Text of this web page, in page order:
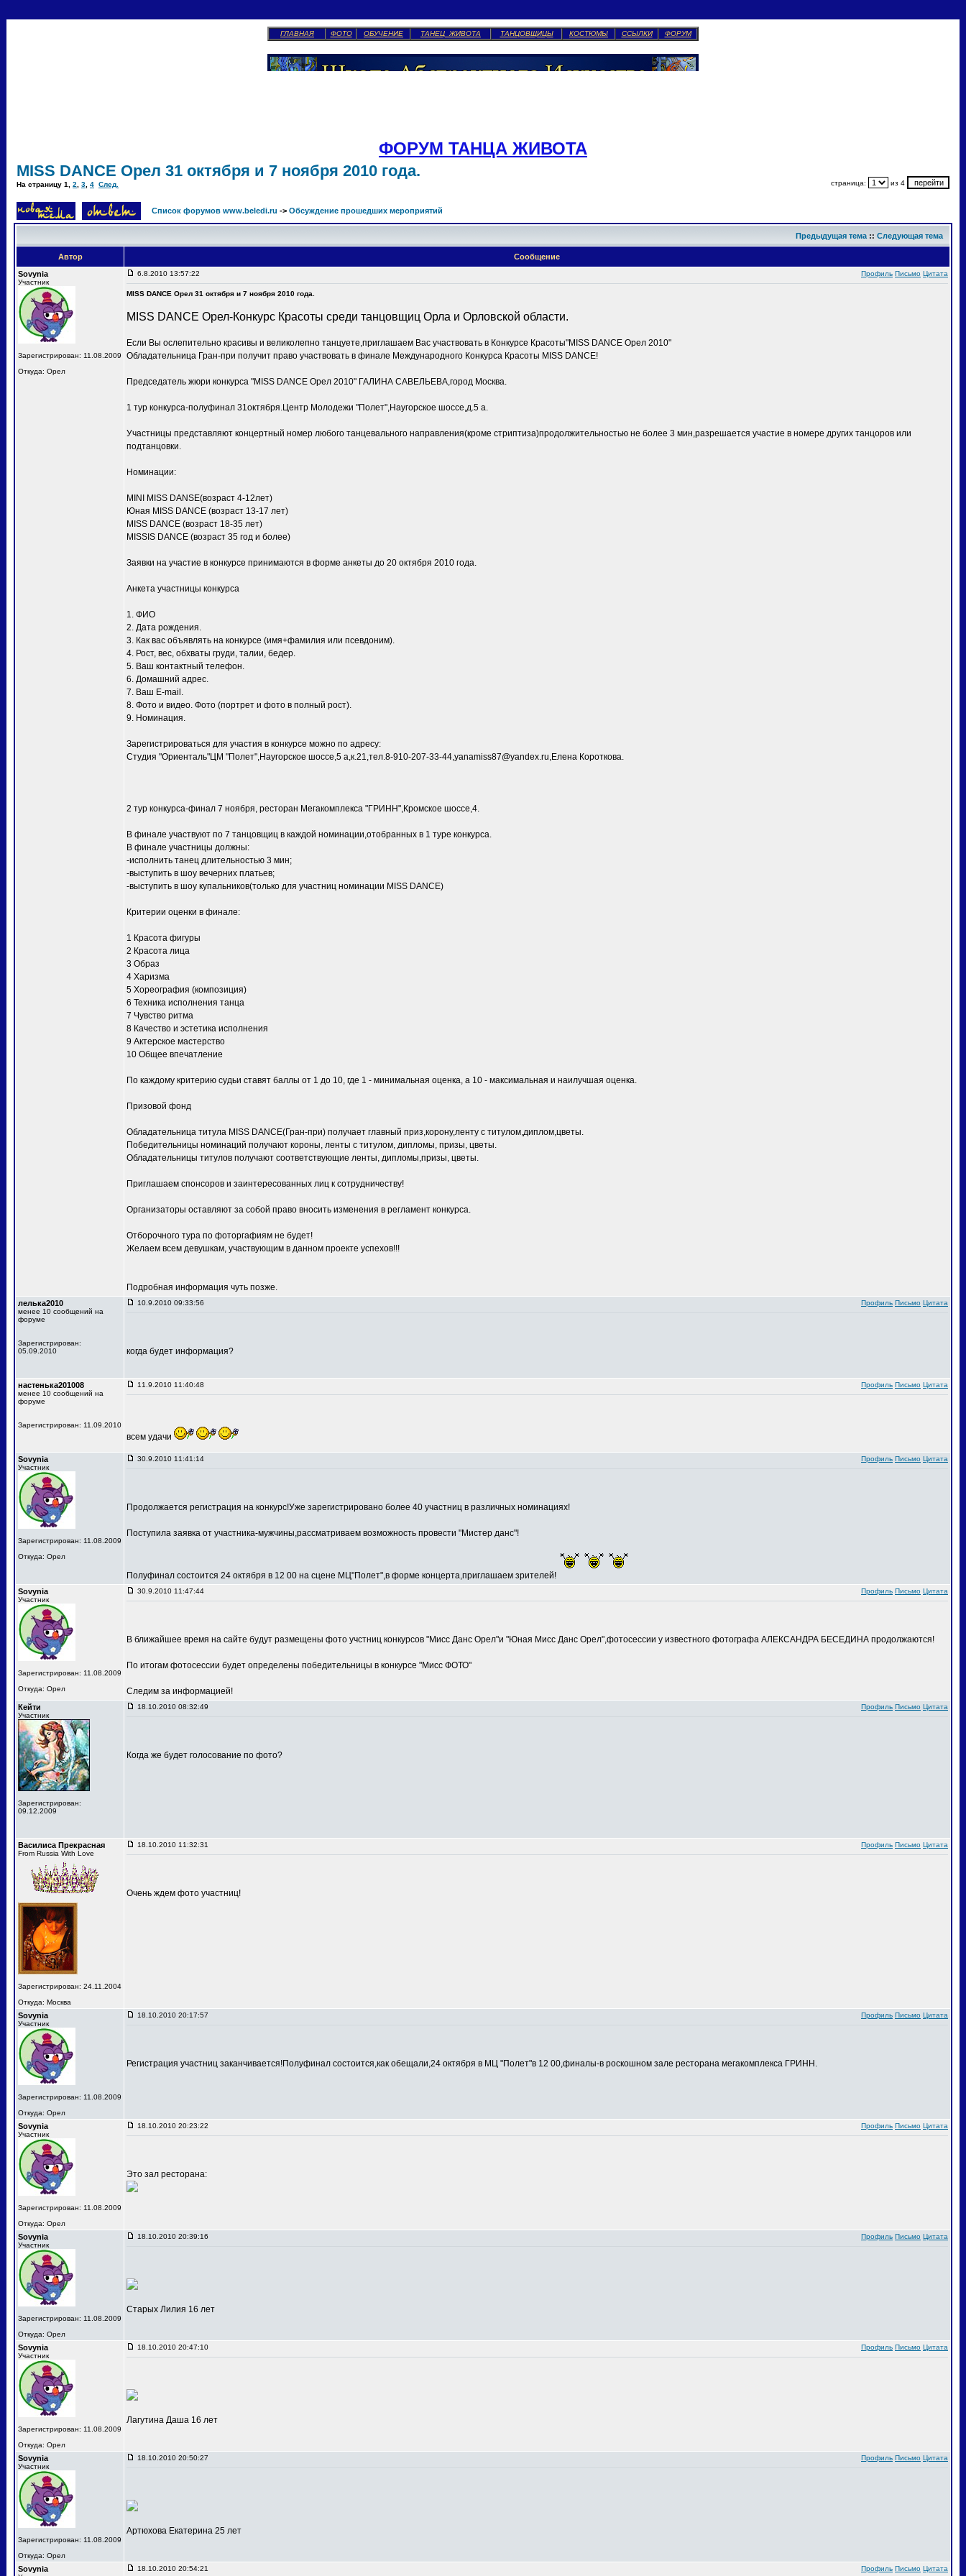
ГЛАВНАЯ ФОТО ОБУЧЕНИЕ ТАНЕЦ ЖИВОТА ТАНЦОВЩИЦЫ КОСТЮМЫ ССЫЛКИ ФОРУМ
ФОРУМ ТАНЦА ЖИВОТА
MISS DANCE Орел 31 октября и 7 ноября 2010 года.
На страницу 1 2 3 4 След. страница: из 4
Список форумов www.beledi.ru -> Обсуждение прошедших мероприятий
Предыдущая тема :: Следующая тема
Автор
Сообщение
Sovynia
Участник
Зарегистрирован: 11.08.2009
Откуда: Орел
6.8.2010 13:57:22 Профиль Письмо Цитата
MISS DANCE Орел 31 октября и 7 ноября 2010 года.
MISS DANCE Орел-Конкурс Красоты среди танцовщиц Орла и Орловской области.
Если Вы ослепительно красивы и великолепно танцуете,приглашаем Вас участвовать в Конкурсе Красоты"MISS DANCE Орел 2010"
Обладательница Гран-при получит право участвовать в финале Международного Конкурса Красоты MISS DANCE!
Председатель жюри конкурса "MISS DANCE Орел 2010" ГАЛИНА САВЕЛЬЕВА,город Москва.
1 тур конкурса-полуфинал 31октября.Центр Молодежи "Полет",Наугорское шоссе,д.5 а.
Участницы представляют концертный номер любого танцевального направления(кроме стриптиза)продолжительностью не более 3 мин,разрешается участие в номере других танцоров или
подтанцовки.
Номинации:
MINI MISS DANSE(возраст 4-12лет)
Юная MISS DANCE (возраст 13-17 лет)
MISS DANCE (возраст 18-35 лет)
MISSIS DANCE (возраст 35 год и более)
Заявки на участие в конкурсе принимаются в форме анкеты до 20 октября 2010 года.
Анкета участницы конкурса
1. ФИО
2. Дата рождения.
3. Как вас объявлять на конкурсе (имя+фамилия или псевдоним).
4. Рост, вес, обхваты груди, талии, бедер.
5. Ваш контактный телефон.
6. Домашний адрес.
7. Ваш E-mail.
8. Фото и видео. Фото (портрет и фото в полный рост).
9. Номинация.
Зарегистрироваться для участия в конкурсе можно по адресу:
Студия "Ориенталь"ЦМ "Полет",Наугорское шоссе,5 а,к.21,тел.8-910-207-33-44,yanamiss87@yandex.ru,Елена Короткова.
2 тур конкурса-финал 7 ноября, ресторан Мегакомплекса "ГРИНН",Кромское шоссе,4.
В финале участвуют по 7 танцовщиц в каждой номинации,отобранных в 1 туре конкурса.
В финале участницы должны:
-исполнить танец длительностью 3 мин;
-выступить в шоу вечерних платьев;
-выступить в шоу купальников(только для участниц номинации MISS DANCE)
Критерии оценки в финале:
1 Красота фигуры
2 Красота лица
3 Образ
4 Харизма
5 Хореография (композиция)
6 Техника исполнения танца
7 Чувство ритма
8 Качество и эстетика исполнения
9 Актерское мастерство
10 Общее впечатление
По каждому критерию судьи ставят баллы от 1 до 10, где 1 - минимальная оценка, а 10 - максимальная и наилучшая оценка.
Призовой фонд
Обладательница титула MISS DANCE(Гран-при) получает главный приз,корону,ленту с титулом,диплом,цветы.
Победительницы номинаций получают короны, ленты с титулом, дипломы, призы, цветы.
Обладательницы титулов получают соответствующие ленты, дипломы,призы, цветы.
Приглашаем спонсоров и заинтересованных лиц к сотрудничеству!
Организаторы оставляют за собой право вносить изменения в регламент конкурса.
Отборочного тура по фоторгафиям не будет!
Желаем всем девушкам, участвующим в данном проекте успехов!!!
Подробная информация чуть позже.
лелька2010
менее 10 сообщений на
форуме
Зарегистрирован:
05.09.2010
10.9.2010 09:33:56 Профиль Письмо Цитата
когда будет информация?
настенька201008
менее 10 сообщений на
форуме
Зарегистрирован: 11.09.2010
11.9.2010 11:40:48 Профиль Письмо Цитата
всем удачи
Sovynia
Участник
Зарегистрирован: 11.08.2009
Откуда: Орел
30.9.2010 11:41:14 Профиль Письмо Цитата
Продолжается регистрация на конкурс!Уже зарегистрировано более 40 участниц в различных номинациях!
Поступила заявка от участника-мужчины,рассматриваем возможность провести "Мистер данс"!
Полуфинал состоится 24 октября в 12 00 на сцене МЦ"Полет",в форме концерта,приглашаем зрителей!
Sovynia
Участник
Зарегистрирован: 11.08.2009
Откуда: Орел
30.9.2010 11:47:44 Профиль Письмо Цитата
В ближайшее время на сайте будут размещены фото учстниц конкурсов "Мисс Данс Орел"и "Юная Мисс Данс Орел",фотосессии у известного фотографа АЛЕКСАНДРА БЕСЕДИНА продолжаются!
По итогам фотосессии будет определены победительницы в конкурсе "Мисс ФОТО"
Следим за информацией!
Кейти
Участник
Зарегистрирован:
09.12.2009
18.10.2010 08:32:49 Профиль Письмо Цитата
Когда же будет голосование по фото?
Василиса Прекрасная
From Russia With Love
Зарегистрирован: 24.11.2004
Откуда: Москва
18.10.2010 11:32:31 Профиль Письмо Цитата
Очень ждем фото участниц!
Sovynia
Участник
Зарегистрирован: 11.08.2009
Откуда: Орел
18.10.2010 20:17:57 Профиль Письмо Цитата
Регистрация участниц заканчивается!Полуфинал состоится,как обещали,24 октября в МЦ "Полет"в 12 00,финалы-в роскошном зале ресторана мегакомплекса ГРИНН.
Sovynia
Участник
Зарегистрирован: 11.08.2009
Откуда: Орел
18.10.2010 20:23:22 Профиль Письмо Цитата
Это зал ресторана:
Sovynia
Участник
Зарегистрирован: 11.08.2009
Откуда: Орел
18.10.2010 20:39:16 Профиль Письмо Цитата
Старых Лилия 16 лет
Sovynia
Участник
Зарегистрирован: 11.08.2009
Откуда: Орел
18.10.2010 20:47:10 Профиль Письмо Цитата
Лагутина Даша 16 лет
Sovynia
Участник
Зарегистрирован: 11.08.2009
Откуда: Орел
18.10.2010 20:50:27 Профиль Письмо Цитата
Артюхова Екатерина 25 лет
Sovynia 18.10.2010 20:54:21 Профиль Письмо Цитата